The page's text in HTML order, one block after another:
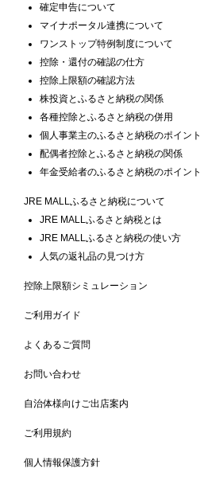
確定申告について
マイナポータル連携について
ワンストップ特例制度について
控除・還付の確認の仕方
控除上限額の確認方法
株投資とふるさと納税の関係
各種控除とふるさと納税の併用
個人事業主のふるさと納税のポイント
配偶者控除とふるさと納税の関係
年金受給者のふるさと納税のポイント
JRE MALLふるさと納税について
JRE MALLふるさと納税とは
JRE MALLふるさと納税の使い方
人気の返礼品の見つけ方
控除上限額シミュレーション
ご利用ガイド
よくあるご質問
お問い合わせ
自治体様向けご出店案内
ご利用規約
個人情報保護方針